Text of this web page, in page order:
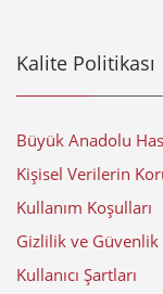
Kalite Politikası
Büyük Anadolu
Kişisel Verilerin
Kullanım Koşulları
Gizlilik ve Güvenlik
Kullanıcı Şartları